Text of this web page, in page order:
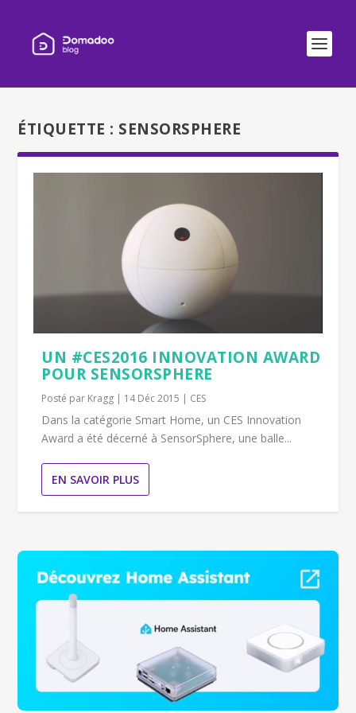
ÉTIQUETTE : SENSORSPHERE
UN #CES2016 INNOVATION AWARD
POUR SENSORSPHERE
Posté par Kragg | 14 Déc 2015 | CES
Dans la catégorie Smart Home, un CES Innovation
Award a été décerné à SensorSphere, une balle...
EN SAVOIR PLUS